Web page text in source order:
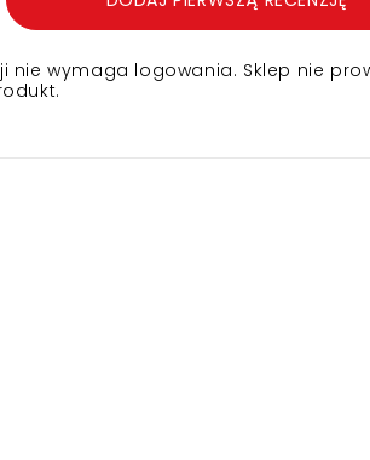
nie wymaga logowania. Sklep nie